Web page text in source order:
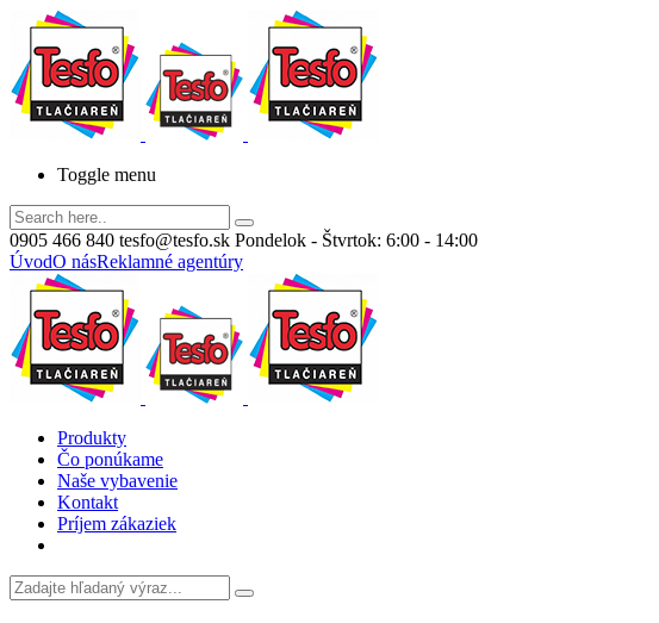
Toggle menu
0905 466 840 tesfo@tesfo.sk Pondelok - Štvrtok: 6:00 - 14:00
ÚvodO násReklamné agentúry
Produkty
Čo ponúkame
Naše vybavenie
Kontakt
Príjem zákaziek